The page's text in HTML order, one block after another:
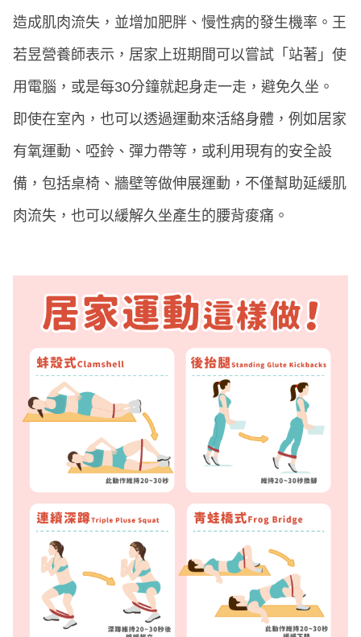
造成肌肉流失，並增加肥胖、慢性病的發生機率。王
若昱營養師表示，居家上班期間可以嘗試「站著」使
用電腦，或是每30分鐘就起身走一走，避免久坐。
即使在室內，也可以透過運動來活絡身體，例如居家
有氧運動、啞鈴、彈力帶等，或利用現有的安全設
備，包括桌椅、牆壁等做伸展運動，不僅幫助延緩肌
肉流失，也可以緩解久坐產生的腰背痠痛。